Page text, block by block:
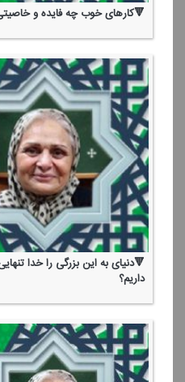
🔻كارهای خوب چه فایده و
🔻دنیای به این بزرگی را خدا
داریم؟